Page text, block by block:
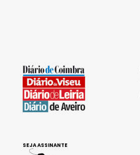
SEJA ASSINANTE